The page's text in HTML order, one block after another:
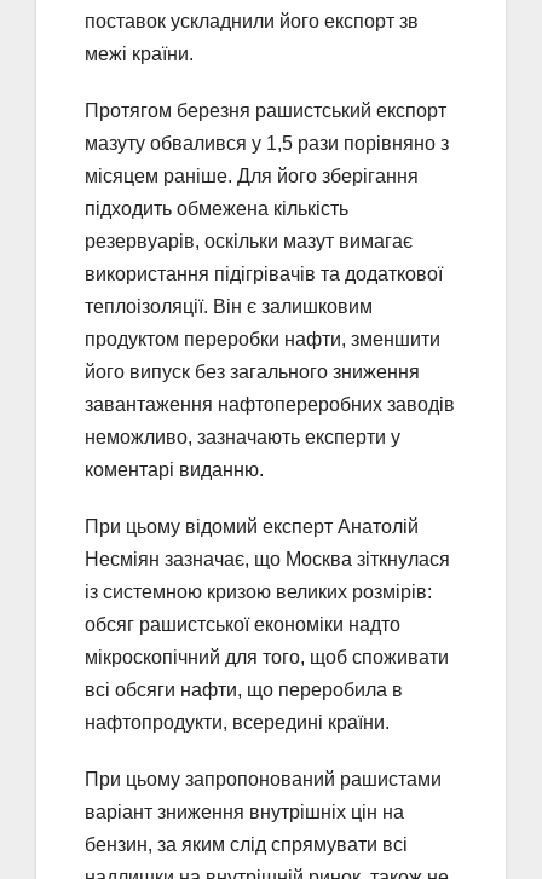
поставок ускладнили його експорт зв
межі країни.
Протягом березня рашистський експорт
мазуту обвалився у 1,5 рази порівняно з
місяцем раніше. Для його зберігання
підходить обмежена кількість
резервуарів, оскільки мазут вимагає
використання підігрівачів та додаткової
теплоізоляції. Він є залишковим
продуктом переробки нафти, зменшити
його випуск без загального зниження
завантаження нафтопереробних заводів
неможливо, зазначають експерти у
коментарі виданню.
При цьому відомий експерт Анатолій
Несміян зазначає, що Москва зіткнулася
із системною кризою великих розмірів:
обсяг рашистської економіки надто
мікроскопічний для того, щоб споживати
всі обсяги нафти, що переробила в
нафтопродукти, всередині країни.
При цьому запропонований рашистами
варіант зниження внутрішніх цін на
бензин, за яким слід спрямувати всі